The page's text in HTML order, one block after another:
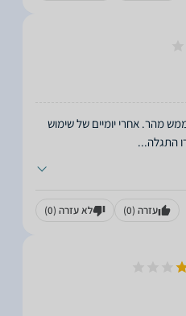
מהר. אחרי יומיים של שימוש
התגלה...
עזרה (0) לא עזרה (0)